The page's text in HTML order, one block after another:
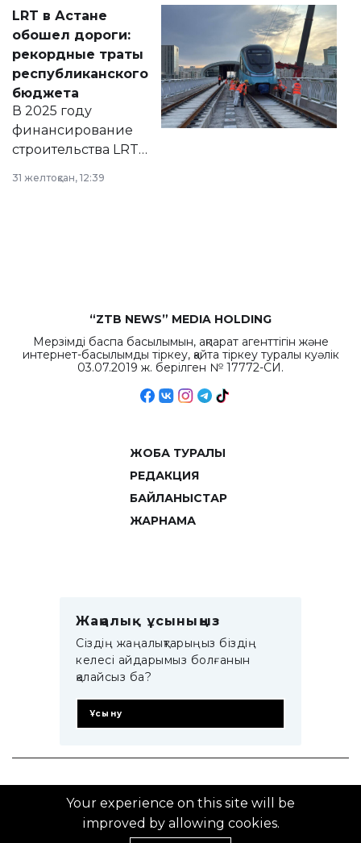
документ
появился в базе
нормативных
правовых актов и
на сайте маслихат
города.
LRT в Астане
обошел дороги:
рекордные траты
республиканского
бюджета
В 2025 году
финансирование
строительства LRT
республиканского
31 желтоқсан, 12:39
“ZTB NEWS” MEDIA HOLDING
Мерзімді баспа басылымын, ақпарат агенттігін және
интернет-басылымды тіркеу, қайта тіркеу туралы куәлік
03.07.2019 ж. берілген № 17772-СИ.
ЖОБА ТУРАЛЫ
РЕДАКЦИЯ
БАЙЛАНЫСТАР
ЖАРНАМА
Жаңалық ұсыныңыз
Сіздің жаңалықтарыңыз біздің
келесі айдарымыз болғанын
қалайсыз ба?
Ұсыну
© 2014–2025 ZTB.KZ
Your experience on this site will be
improved by allowing cookies.